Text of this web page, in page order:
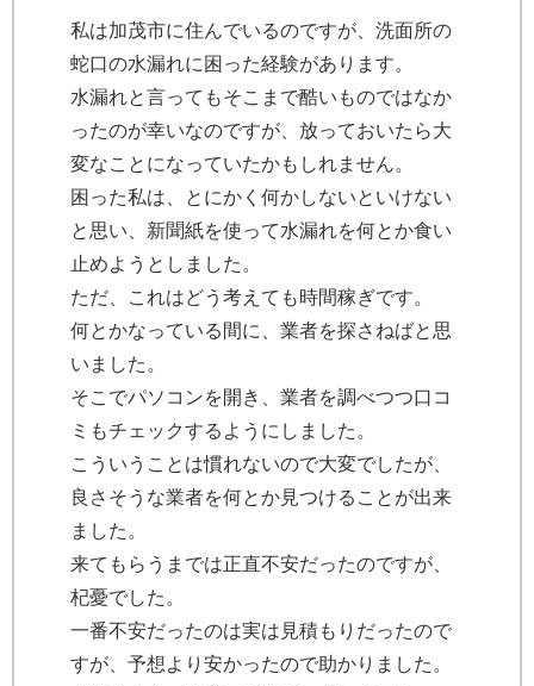
私は加茂市に住んでいるのですが、洗面所の
蛇口の水漏れに困った経験があります。
水漏れと言ってもそこまで酷いものではなか
ったのが幸いなのですが、放っておいたら大
変なことになっていたかもしれません。
困った私は、とにかく何かしないといけない
と思い、新聞紙を使って水漏れを何とか食い
止めようとしました。
ただ、これはどう考えても時間稼ぎです。
何とかなっている間に、業者を探さねばと思
いました。
そこでパソコンを開き、業者を調べつつ口コ
ミもチェックするようにしました。
こういうことは慣れないので大変でしたが、
良さそうな業者を何とか見つけることが出来
ました。
来てもらうまでは正直不安だったのですが、
杞憂でした。
一番不安だったのは実は見積もりだったので
すが、予想より安かったので助かりました。